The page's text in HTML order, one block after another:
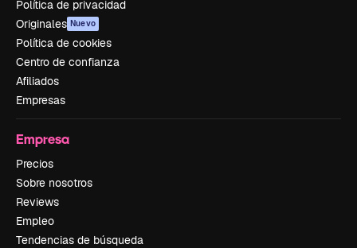
Política de privacidad
Originales Nuevo
Política de cookies
Centro de confianza
Afiliados
Empresas
Empresa
Precios
Sobre nosotros
Reviews
Empleo
Tendencias de búsqueda